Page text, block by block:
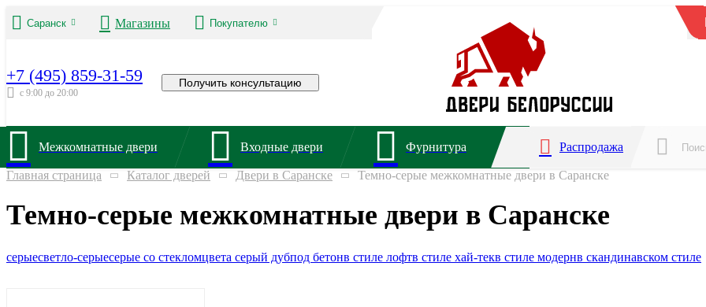
Саранск Магазины Покупателю
+7 (495) 859-31-59
с 9:00 до 20:00
Получить консультацию
Межкомнатные двери Входные двери Фурнитура Распродажа
Главная страница Каталог дверей Двери в Саранске Темно-серые межкомнатные двери в Саранске
Темно-серые межкомнатные двери в Саранске
серыесветло-серыесерые со стекломцвета серый дубпод бетонв стиле лофтв стиле хай-текв стиле модернв скандинавском стиле